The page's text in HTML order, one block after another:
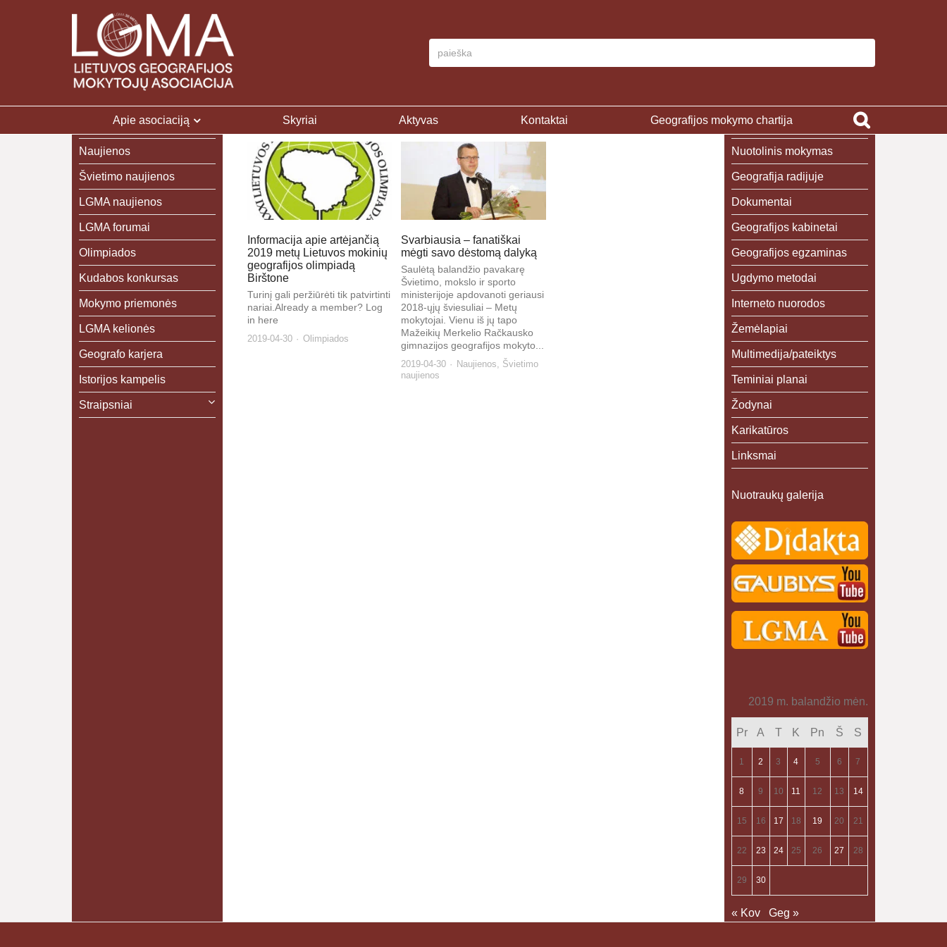
Apie asociaciją Skyriai Aktyvas Kontaktai Geografijos mokymo chartija
Informacija apie artėjančią
2019 metų Lietuvos mokinių
geografijos olimpiadą
Birštone
Turinį gali peržiūrėti tik patvirtinti
nariai.Already a member? Log
in here
2019-04-30 Olimpiados
Svarbiausia – fanatiškai
mėgti savo dėstomą dalyką
Saulėtą balandžio pavakarę
Švietimo, mokslo ir sporto
ministerijoje apdovanoti geriausi
2018-ųjų šviesuliai – Metų
mokytojai. Vienu iš jų tapo
Mažeikių Merkelio Račkausko
gimnazijos geografijos mokyto...
2019-04-30 Naujienos, Švietimo
naujienos
Naujienos
Švietimo naujienos
LGMA naujienos
LGMA forumai
Olimpiados
Kudabos konkursas
Mokymo priemonės
LGMA kelionės
Geografo karjera
Istorijos kampelis
Straipsniai
Nuotolinis mokymas
Geografija radijuje
Dokumentai
Geografijos kabinetai
Geografijos egzaminas
Ugdymo metodai
Interneto nuorodos
Žemėlapiai
Multimedija/pateiktys
Teminiai planai
Žodynai
Karikatūros
Linksmai
Nuotraukų galerija
2019 m. balandžio mėn.
Pr A T K Pn Š S
1 2 3 4 5 6 7
8 9 10 11 12 13 14
15 16 17 18 19 20 21
22 23 24 25 26 27 28
29 30
« Kov Geg »